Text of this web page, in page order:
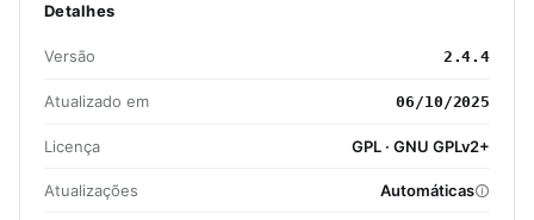
Detalhes
Versão 2.4.4
Atualizado em 06/10/2025
Licença GPL · GNU GPLv2+
Atualizações Automáticas